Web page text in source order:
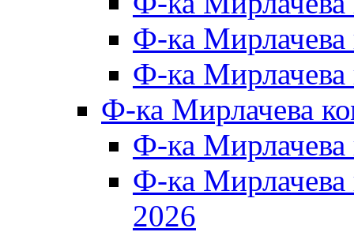
Ф-ка Мирлачева
Ф-ка Мирлачева
Ф-ка Мирлачева
Ф-ка
Ф-ка
2026